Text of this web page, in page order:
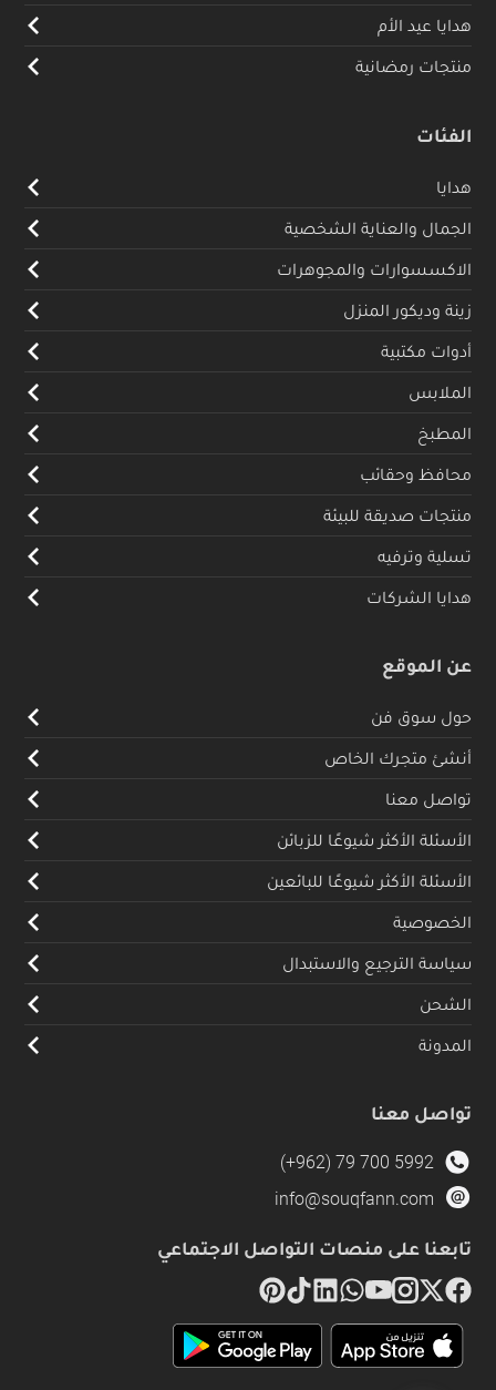
هدايا عيد الأم
منتجات رمضانية
الفئات
هدايا
الجمال والعناية الشخصية
الاكسسوارات والمجوهرات
زينة وديكور المنزل
أدوات مكتبية
الملابس
المطبخ
محافظ وحقائب
منتجات صديقة للبيئة
تسلية وترفيه
هدايا الشركات
عن الموقع
حول سوق فن
أنشئ متجرك الخاص
تواصل معنا
الأسئلة الأكثر شيوعًا للزبائن
الأسئلة الأكثر شيوعًا للبائعين
الخصوصية
سياسة الترجيع والاستبدال
الشحن
المدونة
تواصل معنا
(+962) 79 700 5992
info@souqfann.com
تابعنا على منصات التواصل الاجتماعي